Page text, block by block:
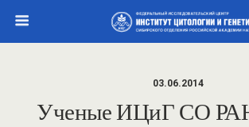
03.06.2014
Ученые ИЦиГ СО